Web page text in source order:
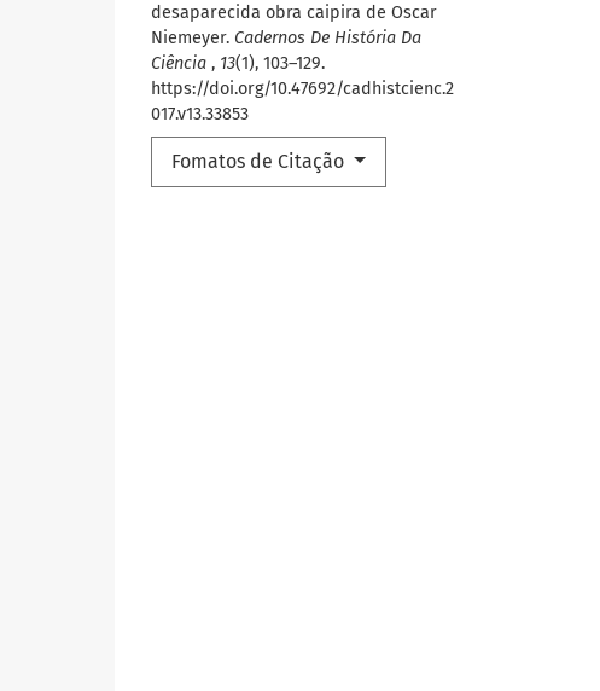
desaparecida obra caipira de Oscar
Niemeyer. Cadernos De História Da
Ciência , 13(1), 103–129.
https://doi.org/10.47692/cadhistcienc.2
017.v13.33853
Fomatos de Citação